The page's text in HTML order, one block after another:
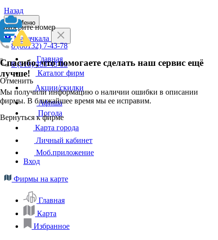
Назад
Выберите номер
8 (86132) 7-43-78
8 (918) 483-43-03
Отменить
Спасибо, что помогаете сделать наш сервис ещё
лучше!
Мы получили информацию о наличии ошибки в описании
фирмы. В ближайшее время мы ее исправим.
Вернуться к фирме
Меню
Махачкала
Главная
Каталог фирм
Акции/скидки
Афиша
Погода
Карта города
Личный кабинет
Моб.приложение
Вход
Фирмы на карте
Главная
Карта
Избранное